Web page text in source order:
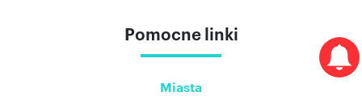
Pomocne linki
Miasta